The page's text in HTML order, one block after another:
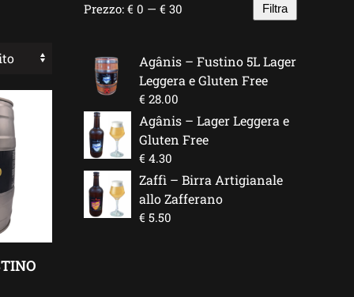
Prezzo
Prezzo
Filtra
Prezzo: € 0 — € 30
Agânis – Fustino 5L Lager
Leggera e Gluten Free
€ 28.00
Agânis – Lager Leggera e
Gluten Free
€ 4.30
Zaffì – Birra Artigianale
allo Zafferano
€ 5.50